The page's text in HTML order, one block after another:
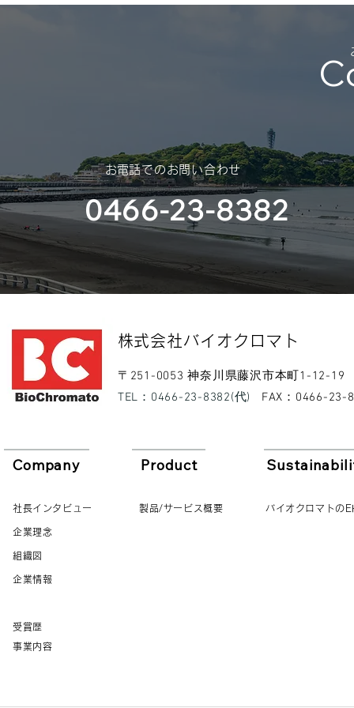
​お電話でのお問い合わせ
0466-23-8382
​株式会社バイオクロマト​
​〒251-0053 神奈川県藤沢市本町1-12-19
​TEL：0466-23-8382(代)
​FAX：0466-23-
Company
社長インタビュー
企業理念
組織図
企業情報
受賞歴
Product
製品/サービス概要
事業内容
バイオクロマトの